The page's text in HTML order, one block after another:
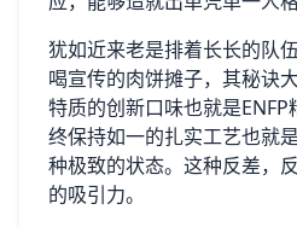
犹如近来老是排着长长的队
喝宣传的肉饼摊子，其秘诀
特质的创新口味也就是
终保持如一的扎实工艺也就
种极致的状态。这种反差，
的吸引力。